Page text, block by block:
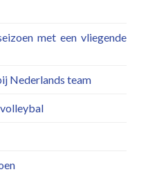
met een vliegende
Nederlands team